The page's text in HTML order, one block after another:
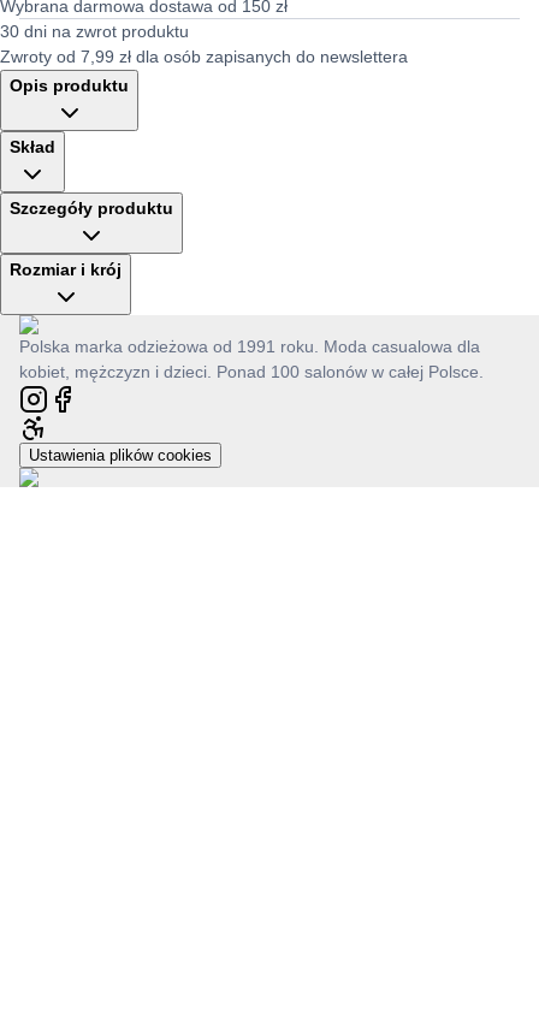
Wybrana darmowa dostawa od 150 zł
30 dni na zwrot produktu
Zwroty od 7,99 zł dla osób zapisanych do newslettera
Opis produktu
Skład
Szczegóły produktu
Rozmiar i krój
Polska marka odzieżowa od 1991 roku. Moda casualowa dla
kobiet, mężczyzn i dzieci. Ponad 100 salonów w całej Polsce.
Ustawienia plików cookies